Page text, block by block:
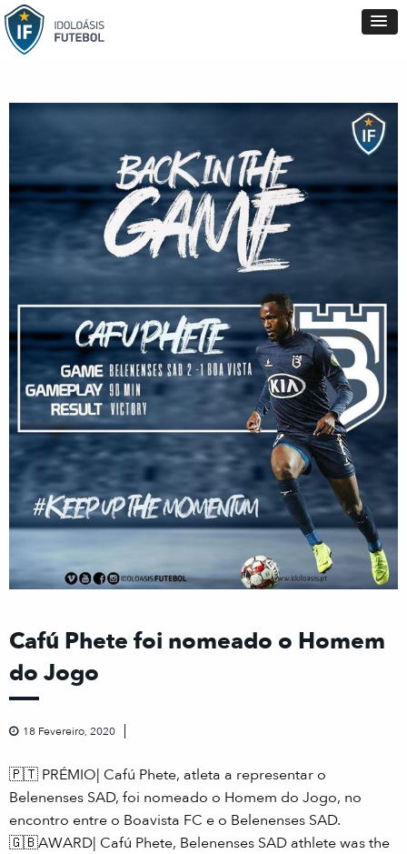
Cafú Phete foi nomeado o Homem
do Jogo
18 Fevereiro, 2020
🇵🇹 PRÉMIO| Cafú Phete, atleta a representar o
Belenenses SAD, foi nomeado o Homem do Jogo, no
encontro entre o Boavista FC e o Belenenses SAD.
🇬🇧AWARD| Cafú Phete, Belenenses SAD athlete was the